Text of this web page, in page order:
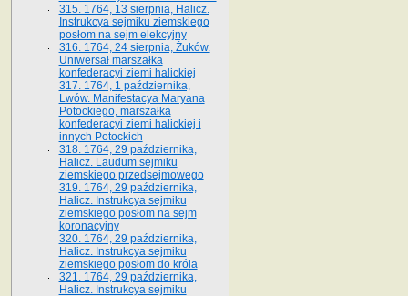
315. 1764, 13 sierpnia, Halicz.
Instrukcya sejmiku ziemskiego
posłom na sejm elekcyjny
316. 1764, 24 sierpnia, Żuków.
Uniwersał marszałka
konfederacyi ziemi halickiej
317. 1764, 1 października,
Lwów. Manifestacya Maryana
Potockiego, marszałka
konfederacyi ziemi halickiej i
innych Potockich
318. 1764, 29 października,
Halicz. Laudum sejmiku
ziemskiego przedsejmowego
319. 1764, 29 października,
Halicz. Instrukcya sejmiku
ziemskiego posłom na sejm
koronacyjny
320. 1764, 29 października,
Halicz. Instrukcya sejmiku
ziemskiego posłom do króla
321. 1764, 29 października,
Halicz. Instrukcya sejmiku